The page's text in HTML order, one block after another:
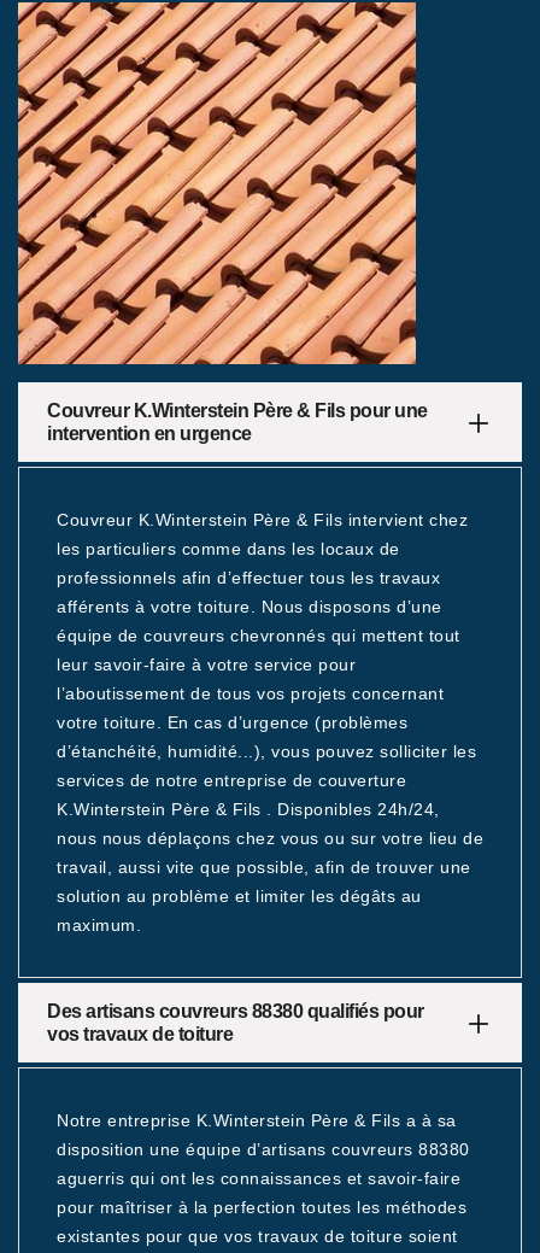
Couvreur K.Winterstein Père & Fils pour une
intervention en urgence
Couvreur K.Winterstein Père & Fils intervient chez
les particuliers comme dans les locaux de
professionnels afin d’effectuer tous les travaux
afférents à votre toiture. Nous disposons d’une
équipe de couvreurs chevronnés qui mettent tout
leur savoir-faire à votre service pour
l’aboutissement de tous vos projets concernant
votre toiture. En cas d’urgence (problèmes
d’étanchéité, humidité...), vous pouvez solliciter les
services de notre entreprise de couverture
K.Winterstein Père & Fils . Disponibles 24h/24,
nous nous déplaçons chez vous ou sur votre lieu de
travail, aussi vite que possible, afin de trouver une
solution au problème et limiter les dégâts au
maximum.
Des artisans couvreurs 88380 qualifiés pour
vos travaux de toiture
Notre entreprise K.Winterstein Père & Fils a à sa
disposition une équipe d’artisans couvreurs 88380
aguerris qui ont les connaissances et savoir-faire
pour maîtriser à la perfection toutes les méthodes
existantes pour que vos travaux de toiture soient